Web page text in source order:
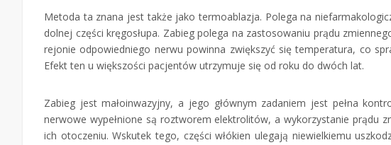
Metoda ta znana jest także jako termoablazja. Polega na
dolnej części kręgosłupa. Zabieg polega na zastosowaniu prądu
rejonie odpowiedniego nerwu powinna zwiększyć się temperatura, co
Efekt ten u większości pacjentów utrzymuje się od roku do dwóch lat.
Zabieg jest małoinwazyjny, a jego głównym zadaniem jest pełna
nerwowe wypełnione są roztworem elektrolitów, a wykorzystanie prądu
ich otoczeniu. Wskutek tego, części włókien ulegają niewielkiemu